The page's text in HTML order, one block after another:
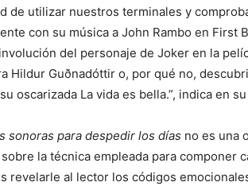
de utilizar nuestros terminales y
con su música a John Rambo en First
del personaje de Joker en la
Hildur Guðnadóttir o, por qué no,
oscarizada La vida es bella.”, indica en
sonoras para despedir los días no es una
la técnica empleada para componer
revelarle al lector los códigos